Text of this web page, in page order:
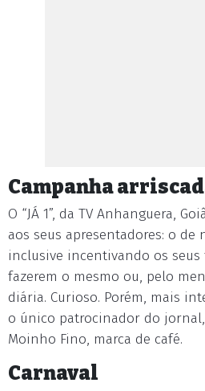
Campanha
O “JÁ 1”, da TV Anhanguera,
aos seus apresentadores: o de
inclusive incentivando os seus
fazerem o mesmo ou, pelo
diária. Curioso. Porém, mais
o único patrocinador do
Moinho Fino, marca de café.
Carnaval